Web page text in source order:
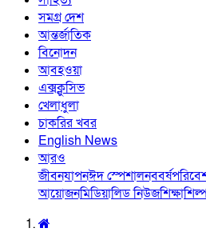
সমগ্র দেশ
আন্তর্জাতিক
বিনোদন
আবহওয়া
এক্সক্লুসিভ
খেলাধুলা
চাকরির খবর
English News
আরও
জীবনযাপনঈদ স্পেশালনববর্ষ
আয়োজনমিডিয়ালিড নিউজশিক্ষা